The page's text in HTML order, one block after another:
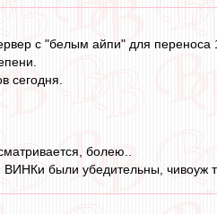
с "белым айпи" для переноса
сегодня.
болею..
ВИНКи были убедительны, чивоуж